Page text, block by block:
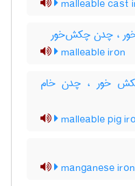
malleable cast
، چدن چکش‌خور
malleable iron
خور ، چدن خام
malleable pig
manganese iron